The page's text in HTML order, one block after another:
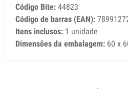
Código Bite: 44823
Código de barras (EAN):
Itens inclusos: 1 unidade
Dimensões da embalagem: 60 x